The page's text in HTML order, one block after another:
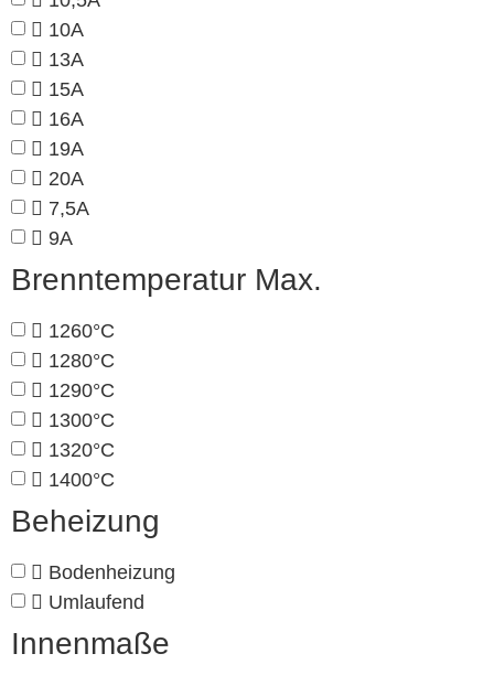
10A
13A
15A
16A
19A
20A
7,5A
9A
Brenntemperatur Max.
1260°C
1280°C
1290°C
1300°C
1320°C
1400°C
Beheizung
Bodenheizung
Umlaufend
Innenmaße